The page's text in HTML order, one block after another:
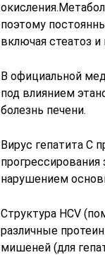
поэтому
включая стеатоз и
В официальной
под влиянием
болезнь печени.
Вирус гепатита С
нарушением
Структура HCV
различные
мишеней (для